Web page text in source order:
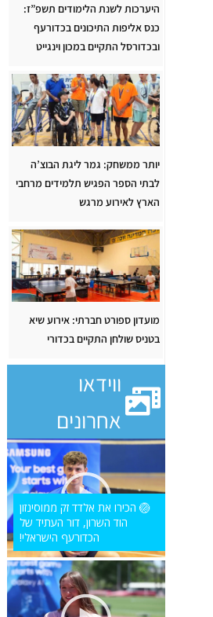
היערכות לשנת הלימודים תשפ”ז:
כנס אליפות התיכונים בכדורעף
ובכדורסל התקיים במכון וינגייט
יותר ממשחק: גמר ליגת הבוצ’ה
לבתי הספר הפגיש תלמידים מרחבי
הארץ לאירוע מרגש
מועדון ספורט חברתי: אירוע שיא
בטניס שולחן התקיים בכדורי
ווידאו
אחרונים
🏐 הכירו את אלדד זק ממוסינזון
הוד השרון, דור העתיד של
הכדורעף הישראלי!